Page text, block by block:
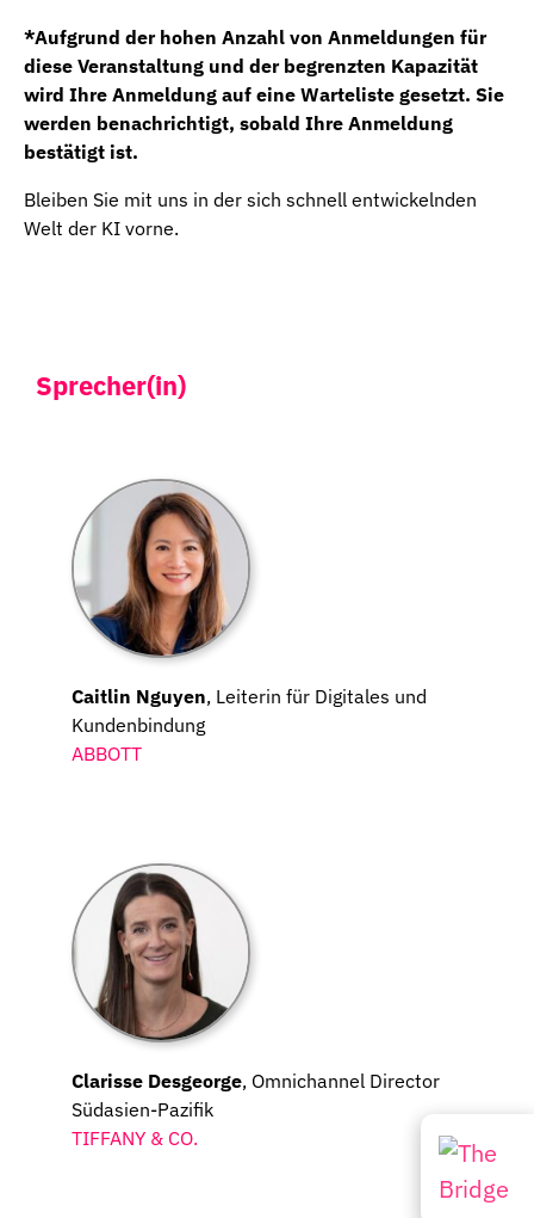
*Aufgrund der hohen Anzahl von Anmeldungen für
diese Veranstaltung und der begrenzten Kapazität
wird Ihre Anmeldung auf eine Warteliste gesetzt. Sie
werden benachrichtigt, sobald Ihre Anmeldung
bestätigt ist.
Bleiben Sie mit uns in der sich schnell entwickelnden
Welt der KI vorne.
Sprecher(in)
Caitlin Nguyen, Leiterin für Digitales und
Kundenbindung
ABBOTT
Clarisse Desgeorge, Omnichannel Director
Südasien-Pazifik
TIFFANY & CO.